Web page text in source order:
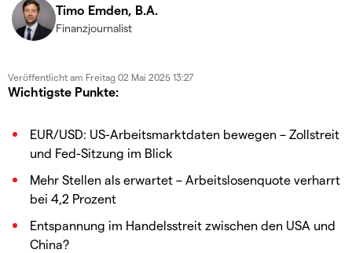
Timo Emden, B.A.
Finanzjournalist
Veröffentlicht am Freitag 02 Mai 2025 13:27
Wichtigste Punkte:
EUR/USD: US-Arbeitsmarktdaten bewegen – Zollstreit
und Fed-Sitzung im Blick
Mehr Stellen als erwartet – Arbeitslosenquote verharrt
bei 4,2 Prozent
Entspannung im Handelsstreit zwischen den USA und
China?